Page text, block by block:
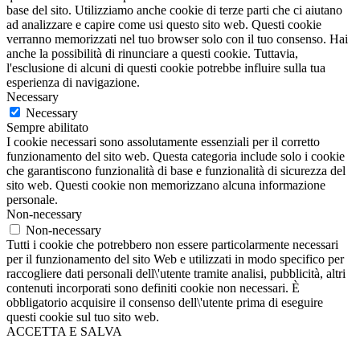
base del sito. Utilizziamo anche cookie di terze parti che ci aiutano
ad analizzare e capire come usi questo sito web. Questi cookie
verranno memorizzati nel tuo browser solo con il tuo consenso. Hai
anche la possibilità di rinunciare a questi cookie. Tuttavia,
l'esclusione di alcuni di questi cookie potrebbe influire sulla tua
esperienza di navigazione.
Necessary
Necessary
Sempre abilitato
I cookie necessari sono assolutamente essenziali per il corretto
funzionamento del sito web. Questa categoria include solo i cookie
che garantiscono funzionalità di base e funzionalità di sicurezza del
sito web. Questi cookie non memorizzano alcuna informazione
personale.
Non-necessary
Non-necessary
Tutti i cookie che potrebbero non essere particolarmente necessari
per il funzionamento del sito Web e utilizzati in modo specifico per
raccogliere dati personali dell\'utente tramite analisi, pubblicità, altri
contenuti incorporati sono definiti cookie non necessari. È
obbligatorio acquisire il consenso dell\'utente prima di eseguire
questi cookie sul tuo sito web.
ACCETTA E SALVA